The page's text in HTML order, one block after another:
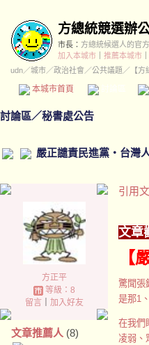
方總統競選辦
市長： 方總統候選人的官
加入本城市
推薦本城市
udn／城市／政治社會 ／公共議題 ／ 【
本城市首頁
討論區／秘書處公告
嚴正譴責民進黨‧台灣
方正平
等級：8
留言｜ 加入好友
文章推薦人 (8)
引用
文章
【
驚聞張
是那1
在我們
凌弱、